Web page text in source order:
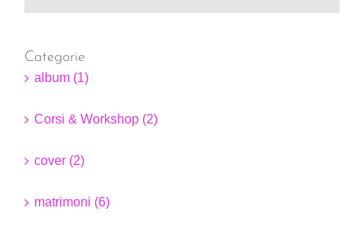
Categorie
album (1)
Corsi & Workshop (2)
cover (2)
matrimoni (6)